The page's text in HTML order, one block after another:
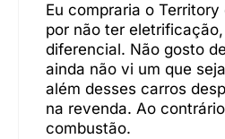
Eu compraria o
por não ter
diferencial. Não gosto
ainda não vi um que
além desses carros
na revenda. Ao
combustão.